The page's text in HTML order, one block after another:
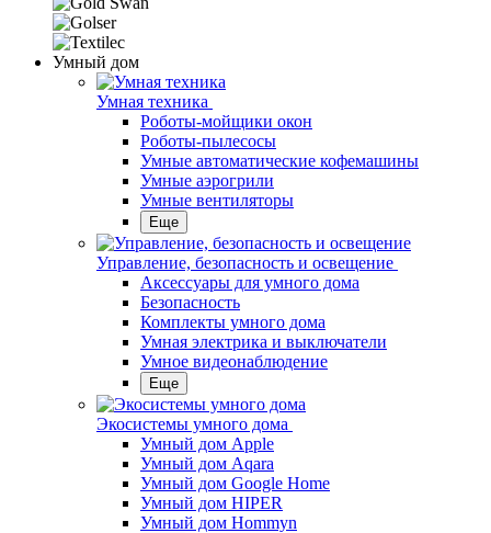
Умный дом
Умная техника
Роботы-мойщики окон
Роботы-пылесосы
Умные автоматические кофемашины
Умные аэрогрили
Умные вентиляторы
Еще
Управление, безопасность и освещение
Аксессуары для умного дома
Безопасность
Комплекты умного дома
Умная электрика и выключатели
Умное видеонаблюдение
Еще
Экосистемы умного дома
Умный дом Apple
Умный дом Aqara
Умный дом Google Home
Умный дом HIPER
Умный дом Hommyn